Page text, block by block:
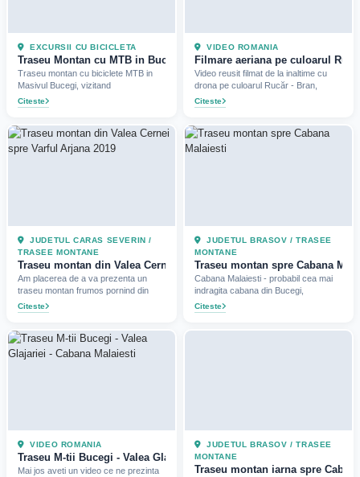
EXCURSII CU BICICLETA
Traseu Montan cu MTB in Bucegi (Babele, Sfinxul si Vf Omu)
Traseu montan cu biciclete MTB in
Masivul Bucegi, vizitand
Citeste
VIDEO ROMANIA
Filmare aeriana pe culoarul
Video reusit filmat de la inaltime cu
drona pe culoarul Rucăr - Bran,
Citeste
JUDETUL CARAS SEVERIN /
TRASEE MONTANE
Traseu montan din Valea Cernei spre Varful Arjana (2019)
Am placerea de a va prezenta un
traseu montan frumos pornind din
Citeste
JUDETUL BRASOV / TRASEE
MONTANE
Traseu montan spre Cabana
Cabana Malaiesti - probabil cea mai
indragita cabana din Bucegi,
Citeste
VIDEO ROMANIA
Traseu M-tii Bucegi - Valea Glajariei - Cabana Malaiesti
Mai jos aveti un video ce ne prezinta
JUDETUL BRASOV / TRASEE
MONTANE
Traseu montan iarna spre